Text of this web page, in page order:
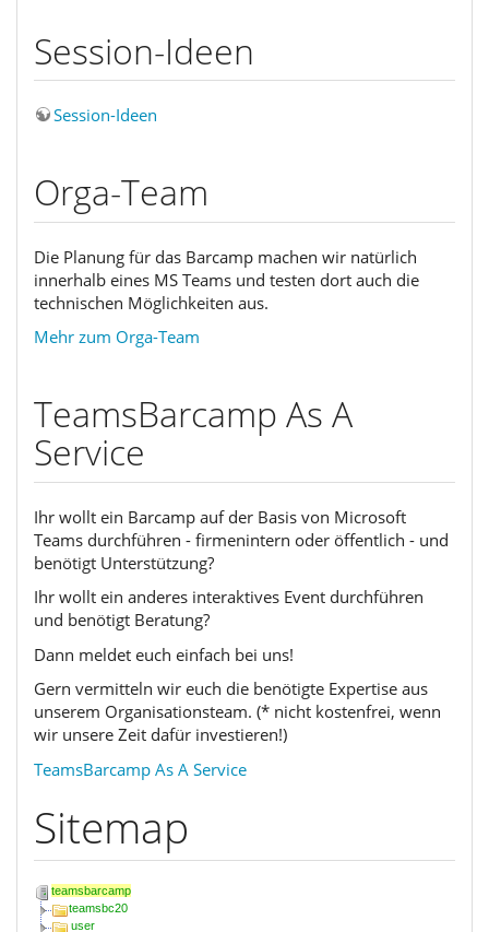
Session-Ideen
Session-Ideen
Orga-Team
Die Planung für das Barcamp machen wir natürlich
innerhalb eines MS Teams und testen dort auch die
technischen Möglichkeiten aus.
Mehr zum Orga-Team
​​​​​TeamsBarcamp As A
Service
Ihr wollt ein Barcamp auf der Basis von Microsoft
Teams durchführen - firmenintern oder öffentlich - und
benötigt Unterstützung?
Ihr wollt ein anderes interaktives Event durchführen
und benötigt Beratung?
Dann meldet euch einfach bei uns!
Gern vermitteln wir euch die benötigte Expertise aus
unserem Organisationsteam. (* nicht kostenfrei, wenn
wir unsere Zeit dafür investieren!)
TeamsBarcamp As A Service
Sitemap
teamsbarcamp
teamsbc20
user